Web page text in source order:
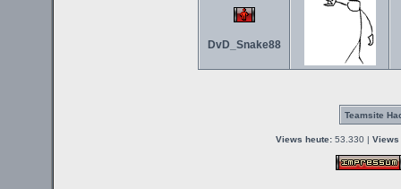
DvD_Snake88
Teamsite
Views heute:53.330 | Views